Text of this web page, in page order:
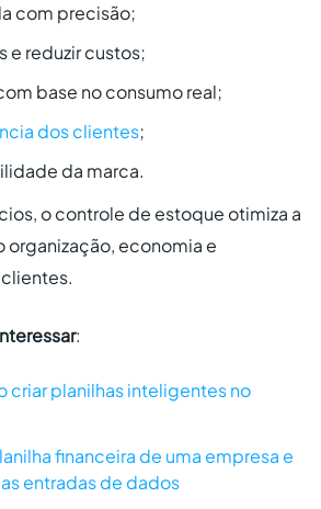
com precisão;
e reduzir custos;
base no consumo real;
dos clientes;
da marca.
o controle de estoque otimiza a
organização, economia e
:
criar planilhas inteligentes no
financeira de uma empresa e
entradas de dados